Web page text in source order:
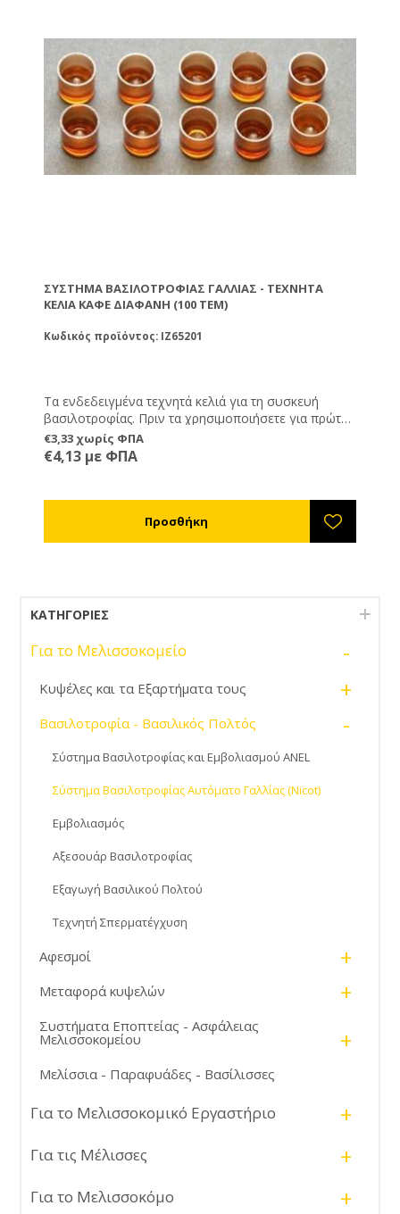
1. Τεχνητά κελιά (καφέ διάφανα) - (Δε
συμπεριλαμβάνονται στην τιμή) 2. Βάσεις τεχνητών
κελιών (μπεζ) - (Δε συμπεριλαμβάνονται στην τιμή) 3.
Προστάτες βασιλικών κελιών (άσπρα) - (Δε
συμπεριλαμβάνονται στην τιμή). Τα παραπάνω
εξαρτήματα πωλούνται ξεχωριστά και μπορείτε να
επιλέξετε την ποσότητα των εξαρτημάτων.
ΣΎΣΤΗΜΑ ΒΑΣΙΛΟΤΡΟΦΊΑΣ ΓΑΛΛΊΑΣ - ΤΕΧΝΗΤΆ
ΚΕΛΙΆ ΚΑΦΈ ΔΙΑΦΑΝΉ (100 ΤΕΜ)
Κωδικός προϊόντος: IZ65201
Τα ενδεδειγμένα τεχνητά κελιά για τη συσκευή
βασιλοτροφίας. Πριν τα χρησιμοποιήσετε για πρώτη
φορά βάλτε τα μέσα σε μία κυψέλη για να
απορροφήσουν τη μυρωδιά της μέλισσας.
Συσκευασία σετ 100 τεμαχίων.
€3,33 χωρίς ΦΠΑ
€4,13 με ΦΠΑ
ΚΑΤΗΓΟΡΊΕΣ
Για το Μελισσοκομείο -
Κυψέλες και τα Εξαρτήματα τους +
Βασιλοτροφία - Βασιλικός Πολτός -
Σύστημα Βασιλοτροφίας και Εμβολιασμού ANEL
Σύστημα Βασιλοτροφίας Αυτόματο Γαλλίας (Nicot)
Εμβολιασμός
Αξεσουάρ Βασιλοτροφίας
Εξαγωγή Βασιλικού Πολτού
Τεχνητή Σπερματέγχυση
Αφεσμοί +
Μεταφορά κυψελών +
Συστήματα Εποπτείας - Ασφάλειας
Μελισσοκομείου +
Μελίσσια - Παραφυάδες - Βασίλισσες
Για το Μελισσοκομικό Εργαστήριο +
Για τις Μέλισσες +
Για το Μελισσοκόμο +